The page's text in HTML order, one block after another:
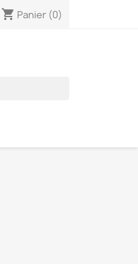
shopping_cart Panier (0)